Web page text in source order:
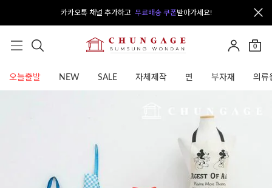
카카오톡 채널 추가하고 무료배송 쿠폰받아가세요!
0
오늘출발 NEW SALE 자체제작 면 부자재 의류